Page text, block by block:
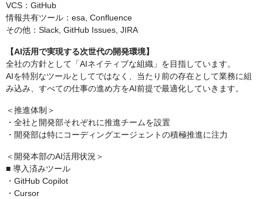
VCS：GitHub
情報共有ツール：esa, Confluence
その他：Slack, GitHub Issues, JIRA
【AI活用で実現する次世代の開発環境】
全社の方針として「AIネイティブな組織」を目指しています。
AIを特別なツールとしてではなく、当たり前の存在として業務に組
み込み、すべての仕事の進め方をAI前提で最適化していきます。
＜推進体制＞
・全社と開発部それぞれに推進チームを設置
・開発部は特にコーディングエージェントの積極推進に注力
＜開発本部のAI活用状況＞
■ 導入済みツール
・GitHub Copilot
・Cursor